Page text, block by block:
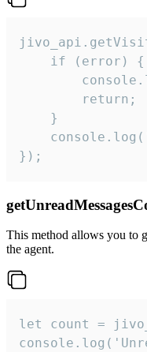
    if (error) {
        return;
    }
});
This method allows you to
the agent.
let count =